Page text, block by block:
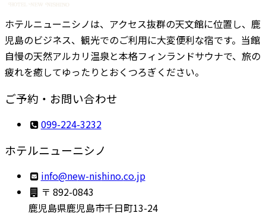
ホテルニューニシノは、アクセス抜群の天文館に位置し、鹿
児島のビジネス、観光でのご利用に大変便利な宿です。当館
自慢の天然アルカリ温泉と本格フィンランドサウナで、旅の
疲れを癒してゆったりとおくつろぎください。
ご予約・お問い合わせ
099-224-3232
ホテルニューニシノ
pj.oc
.onih
sin-w
en@of
ni
〒 892-0843
鹿児島県鹿児島市千日町13-24